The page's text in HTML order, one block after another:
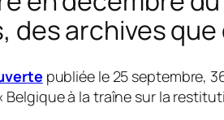
des archives
publiée le 25 septembre,
Belgique à la traîne sur la